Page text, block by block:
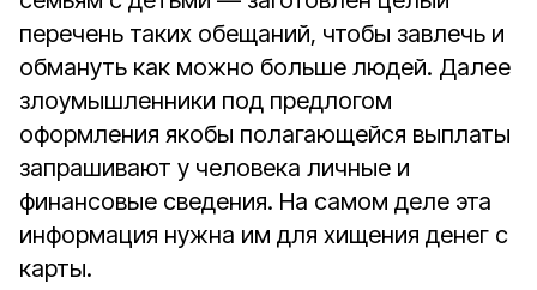
перечень таких обещаний, чтобы завлечь и
обмануть как можно больше людей. Далее
злоумышленники под предлогом
оформления якобы полагающейся выплаты
запрашивают у человека личные и
финансовые сведения. На самом деле эта
информация нужна им для хищения денег с
карты.